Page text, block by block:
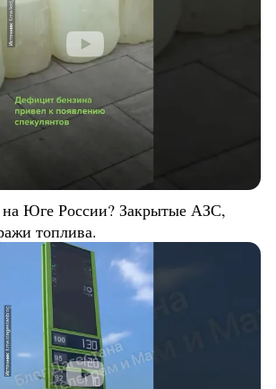
Юге России? Закрытые АЗС,
топлива.